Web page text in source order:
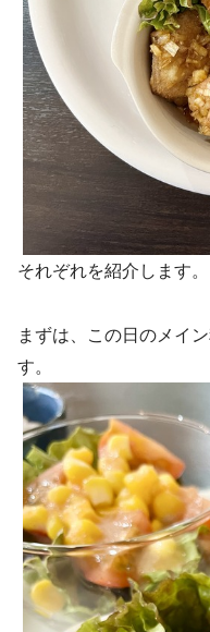
それぞれを紹介します。
まずは、この日のメイ
す。